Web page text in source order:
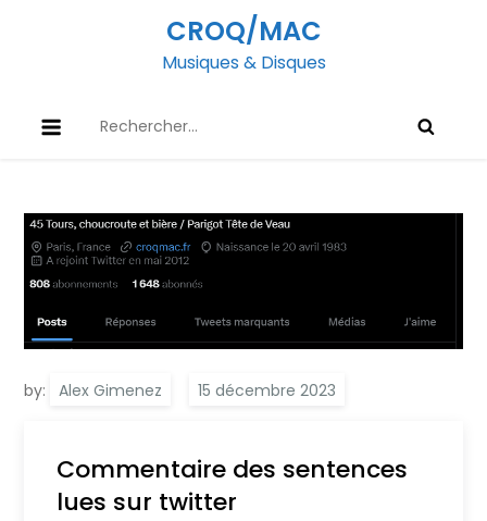
CROQ/MAC
Musiques & Disques
by: Alex Gimenez
Commentaire des sentences
lues sur twitter